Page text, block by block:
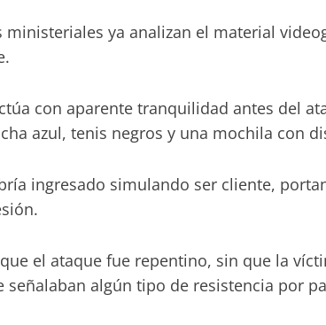
ya analizan el material
con aparente tranquilidad antes del
azul, tenis negros y una mochila con
ingresado simulando ser cliente,
el ataque fue repentino, sin que la
algún tipo de resistencia por